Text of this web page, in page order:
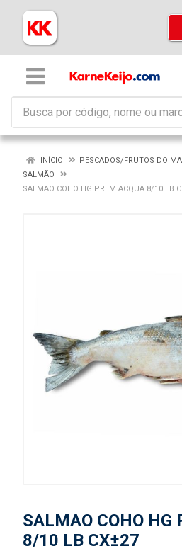
INÍCIO
PESCADOS/FRUTOS DO
SALMÃO
SALMAO COHO HG PREM ACQUA 8/10 LB
SALMAO COHO HG
8/10 LB CX±27